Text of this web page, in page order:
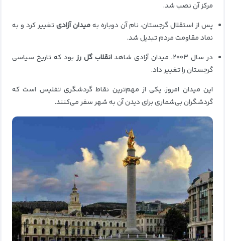
مرکز آن نصب شد.
پس از استقلال گرجستان، نام آن دوباره بهمیدان آزادیتغییر کرد و به
نماد مقاومت مردم تبدیل شد.
در سال ۲۰۰۳، میدان آزادی شاهد
انقلاب گل رز بود که تاریخ سیاسی
گرجستان را تغییر داد.
این میدان امروز، یکی از مهم‌ترین نقاط گردشگری تفلیس است که
گردشگران بی‌شماری برای دیدن آن به شهر سفر می‌کنند.